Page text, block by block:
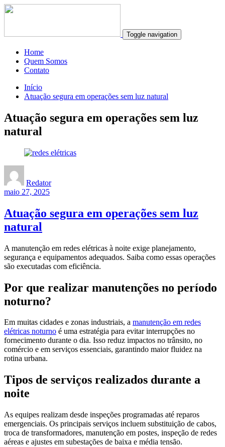
Toggle navigation
Home
Quem Somos
Contato
Início
Atuação segura em operações sem luz natural
Atuação segura em operações sem luz
natural
Redator
maio 27, 2025
Atuação segura em operações sem luz
natural
A manutenção em redes elétricas à noite exige planejamento,
segurança e equipamentos adequados. Saiba como essas operações
são executadas com eficiência.
Por que realizar manutenções no período
noturno?
Em muitas cidades e zonas industriais, a manutenção em redes
elétricas noturno é uma estratégia para evitar interrupções no
fornecimento durante o dia. Isso reduz impactos no trânsito, no
comércio e em serviços essenciais, garantindo maior fluidez na
rotina urbana.
Tipos de serviços realizados durante a
noite
As equipes realizam desde inspeções programadas até reparos
emergenciais. Os principais serviços incluem substituição de cabos,
troca de transformadores, manutenção em postes, inspeção de redes
aéreas e ajustes em subestações de baixa e média tensão.